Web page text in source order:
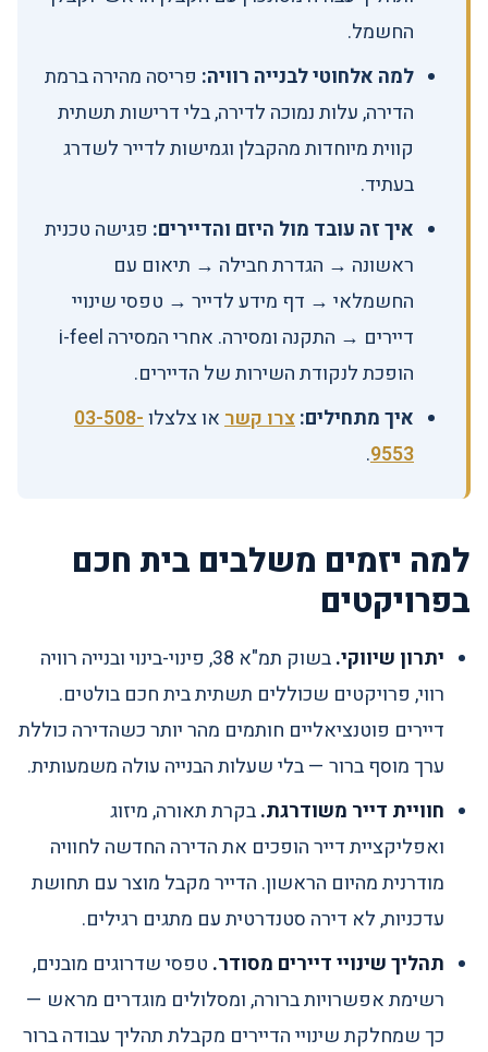
החשמל.
למה אלחוטי לבנייה רוויה: פריסה מהירה ברמת
הדירה, עלות נמוכה לדירה, בלי דרישות תשתית
קווית מיוחדות מהקבלן וגמישות לדייר לשדרג
בעתיד.
איך זה עובד מול היזם והדיירים: פגישה טכנית
ראשונה → הגדרת חבילה → תיאום עם
החשמלאי → דף מידע לדייר → טפסי שינויי
דיירים → התקנה ומסירה. אחרי המסירה i-feel
הופכת לנקודת השירות של הדיירים.
איך מתחילים:צרו קשראו צלצלו03-508-
9553
.
למה יזמים משלבים בית חכם
בפרויקטים
יתרון שיווקי.
בשוק תמ"א 38, פינוי-בינוי ובנייה רוויה
רווי, פרויקטים שכוללים תשתית בית חכם בולטים.
דיירים פוטנציאליים חותמים מהר יותר כשהדירה כוללת
ערך מוסף ברור — בלי שעלות הבנייה עולה משמעותית.
חוויית דייר משודרגת.בקרת תאורה, מיזוג
ואפליקציית דייר הופכים את הדירה החדשה לחוויה
מודרנית מהיום הראשון. הדייר מקבל מוצר עם תחושת
עדכניות, לא דירה סטנדרטית עם מתגים רגילים.
תהליך שינויי דיירים מסודר. טפסי שדרוגים מובנים,
רשימת אפשרויות ברורה, ומסלולים מוגדרים מראש —
כך שמחלקת שינויי הדיירים מקבלת תהליך עבודה ברור